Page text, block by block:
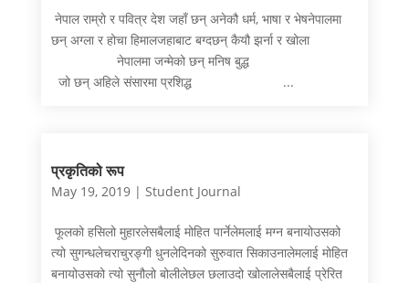
नेपाल राम्रो र पवित्र देश जहाँ छन् अनेकौ धर्म, भाषा र भेषनेपालमा
छन् अग्ला र होचा हिमालजहाबाट बग्दछन् कैयौ झर्ना र खोला
नेपालमा जन्मेको छन् मनिष बुद्ध
जो छन् अहिले संसारमा प्रशिद्ध ...
प्रकृतिको रूप
May 19, 2019| Student Journal
फूलको हसिलो मुहारलेसबैलाई मोहित पार्नेलेमलाई मग्न बनायोउसको
त्यो सुगन्धलेचराचुरङ्गी धुनलेदिनको सुरुवात सिकाउनालेमलाई मोहित
बनायोउसको त्यो सुनौलो बोलीलेछल छलाउदो खोलालेसबैलाई प्रेरित